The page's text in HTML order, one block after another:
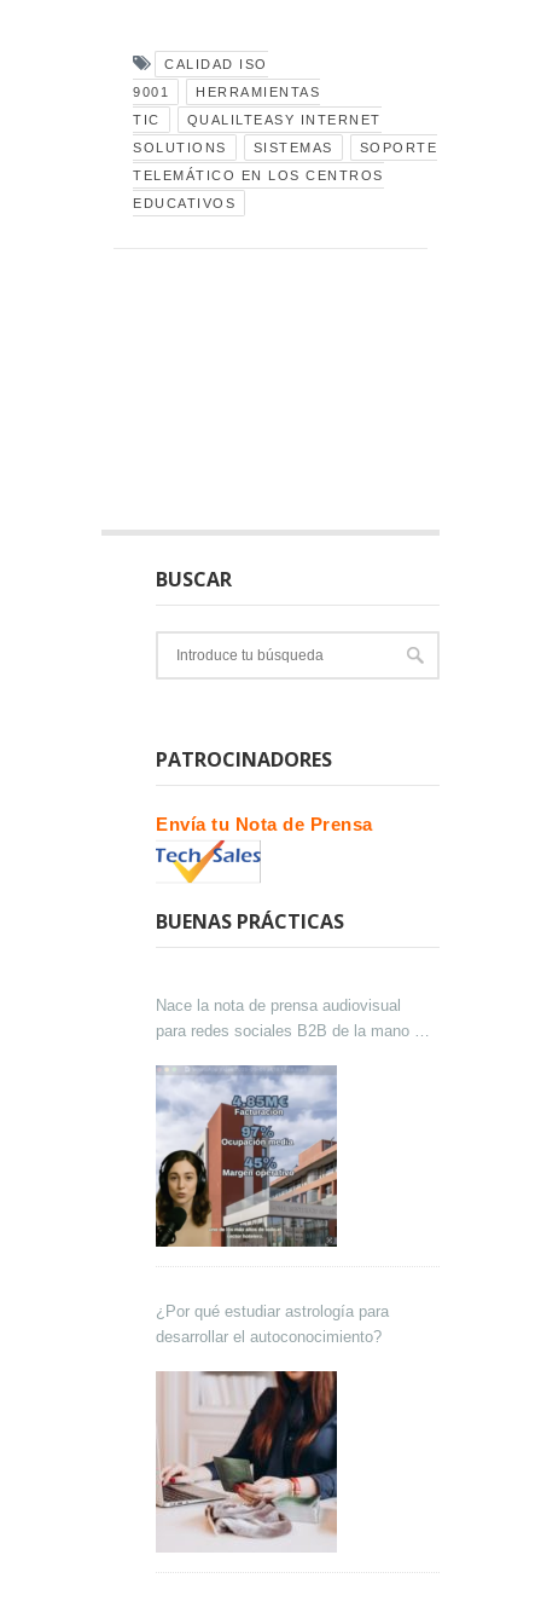
CALIDAD ISO
9001
HERRAMIENTAS
TIC
QUALILTEASY INTERNET
SOLUTIONS
SISTEMAS
SOPORTE
TELEMÁTICO EN LOS CENTROS
EDUCATIVOS
BUSCAR
PATROCINADORES
Envía tu Nota de Prensa
BUENAS PRÁCTICAS
Nace la nota de prensa audiovisual
para redes sociales B2B de la mano de
¿Por qué estudiar astrología para
desarrollar el autoconocimiento?